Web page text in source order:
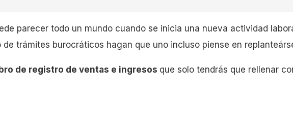
parecer todo un mundo cuando se inicia una nueva actividad
trámites burocráticos hagan que uno incluso piense en
de registro de ventas e ingresos que solo tendrás que rellenar